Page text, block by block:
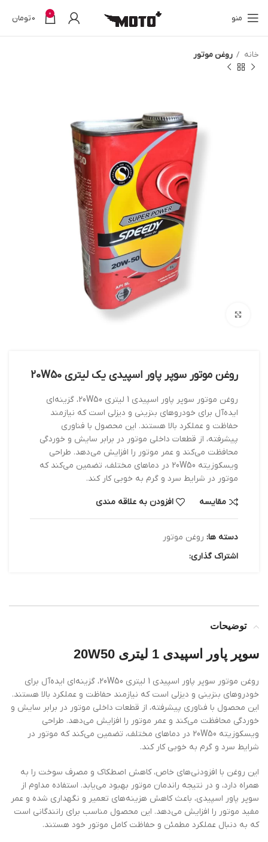
منو 0
0تومان
خانه روغن موتور
روغن موتور سوپر پاور اسپیدی یک لیتری 20W50
روغن موتور سوپر پاور اسپیدی 1 لیتری 20W50، گزینه‌ای
ایده‌آل برای خودروهای بنزینی و دیزلی است که نیازمند
حفاظت و عملکرد بالا هستند. این محصول با فناوری
پیشرفته، از قطعات داخلی موتور در برابر سایش و خوردگی
محافظت می‌کند و عمر موتور را افزایش می‌دهد. طراحی
ویسکوزیته 20W50 در دماهای مختلف، تضمین می‌کند که
موتور در شرایط سرد و گرم به خوبی کار کند.
مقایسه افزودن به علاقه مندی
دسته ها: روغن موتور
اشتراک گذاری:
توضیحات
سوپر پاور اسپیدی 1 لیتری 20W50
روغن موتور سوپر پاور اسپیدی 1 لیتری 20W50، گزینه‌ای ایده‌آل برای
خودروهای بنزینی و دیزلی است که نیازمند حفاظت و عملکرد بالا هستند.
این محصول با فناوری پیشرفته، از قطعات داخلی موتور در برابر سایش و
خوردگی محافظت می‌کند و عمر موتور را افزایش می‌دهد. طراحی
ویسکوزیته 20W50 در دماهای مختلف، تضمین می‌کند که موتور در
شرایط سرد و گرم به خوبی کار کند.
این روغن با افزودنی‌های خاص، کاهش اصطکاک و مصرف سوخت را به
همراه دارد، و در نتیجه راندمان موتور بهبود می‌یابد. استفاده مداوم از
سوپر پاور اسپیدی، باعث کاهش هزینه‌های تعمیر و نگهداری شده و عمر
مفید موتور را افزایش می‌دهد. این محصول مناسب برای رانندگانی است
که به دنبال عملکرد مطمئن و حفاظت کامل موتور خود هستند.